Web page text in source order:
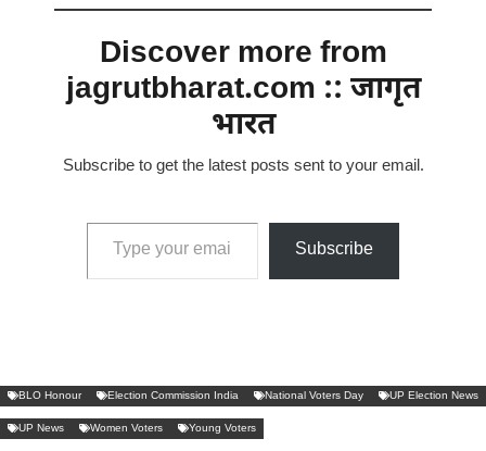
Discover more from
jagrutbharat.com :: जागृत
भारत
Subscribe to get the latest posts sent to your email.
Type your email…
Subscribe
BLO Honour Election Commission India National Voters Day UP Election News
UP News Women Voters Young Voters